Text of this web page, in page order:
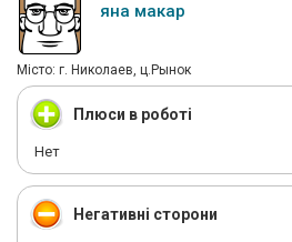
яна макар
Мiсто: г. Николаев, ц.Рынок
Плюси в роботі
Нет
Негативні сторони